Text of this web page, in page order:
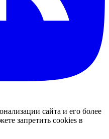
сайта и его более
запретить cookies в